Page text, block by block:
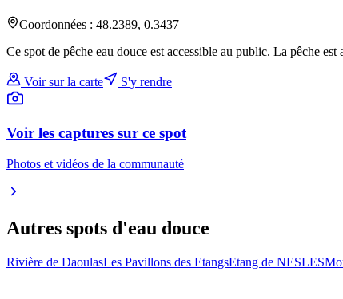
Coordonnées : 48.2389, 0.3437
Ce spot de pêche eau douce est accessible au public. La pêche
Voir sur la carte S'y rendre
Voir les captures sur ce spot
Photos et vidéos de la communauté
Autres spots d'eau douce
Rivière de DaoulasLes Pavillons des EtangsEtang de NESLES